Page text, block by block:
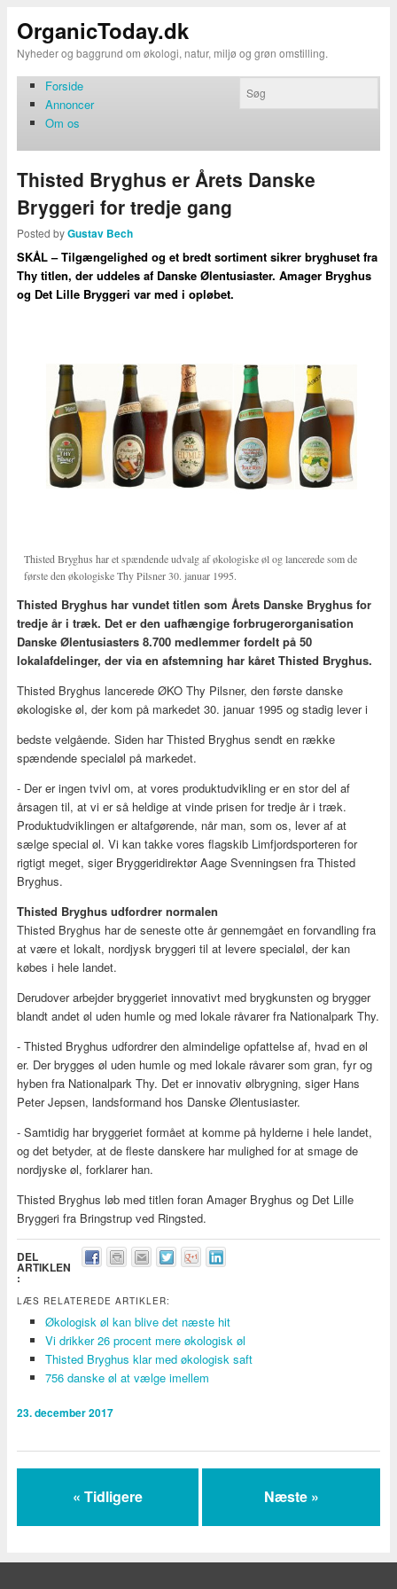
OrganicToday.dk
Nyheder og baggrund om økologi, natur, miljø og grøn omstilling.
Forside
Annoncer
Om os
Thisted Bryghus er Årets Danske
Bryggeri for tredje gang
Posted byGustav Bech
SKÅL – Tilgængelighed og et bredt sortiment sikrer bryghuset fra
Thy titlen, der uddeles af Danske Ølentusiaster. Amager Bryghus
og Det Lille Bryggeri var med i opløbet.
Thisted Bryghus har et spændende udvalg af økologiske øl og lancerede som de
første den økologiske Thy Pilsner 30. januar 1995.
Thisted Bryghus har vundet titlen som Årets Danske Bryghus for
tredje år i træk. Det er den uafhængige forbrugerorganisation
Danske Ølentusiasters 8.700 medlemmer fordelt på 50
lokalafdelinger, der via en afstemning har kåret Thisted Bryghus.
Thisted Bryghus lancerede ØKO Thy Pilsner, den første danske
økologiske øl, der kom på markedet 30. januar 1995 og stadig lever i
bedste velgående. Siden har Thisted Bryghus sendt en række
spændende specialøl på markedet.
- Der er ingen tvivl om, at vores produktudvikling er en stor del af
årsagen til, at vi er så heldige at vinde prisen for tredje år i træk.
Produktudviklingen er altafgørende, når man, som os, lever af at
sælge special øl. Vi kan takke vores flagskib Limfjordsporteren for
rigtigt meget, siger Bryggeridirektør Aage Svenningsen fra Thisted
Bryghus.
Thisted Bryghus udfordrer normalen
Thisted Bryghus har de seneste otte år gennemgået en forvandling fra
at være et lokalt, nordjysk bryggeri til at levere specialøl, der kan
købes i hele landet.
Derudover arbejder bryggeriet innovativt med brygkunsten og brygger
blandt andet øl uden humle og med lokale råvarer fra Nationalpark Thy.
- Thisted Bryghus udfordrer den almindelige opfattelse af, hvad en øl
er. Der brygges øl uden humle og med lokale råvarer som gran, fyr og
hyben fra Nationalpark Thy. Det er innovativ ølbrygning, siger Hans
Peter Jepsen, landsformand hos Danske Ølentusiaster.
- Samtidig har bryggeriet formået at komme på hylderne i hele landet,
og det betyder, at de fleste danskere har mulighed for at smage de
nordjyske øl, forklarer han.
Thisted Bryghus løb med titlen foran Amager Bryghus og Det Lille
Bryggeri fra Bringstrup ved Ringsted.
DEL
ARTIKLEN
:
LÆS RELATEREDE ARTIKLER:
Økologisk øl kan blive det næste hit
Vi drikker 26 procent mere økologisk øl
Thisted Bryghus klar med økologisk saft
756 danske øl at vælge imellem
23. december 2017
« Tidligere Næste »